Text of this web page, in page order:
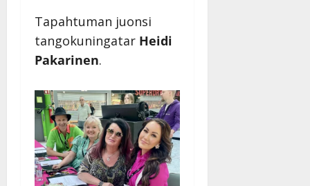
Tapahtuman juonsi
tangokuningatar Heidi
Pakarinen.